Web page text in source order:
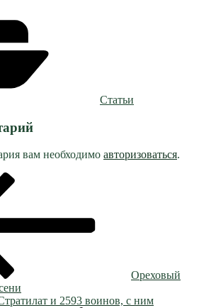
Статьи
вам необходимо авторизоваться.
Ореховый
и 2593 воинов, с ним